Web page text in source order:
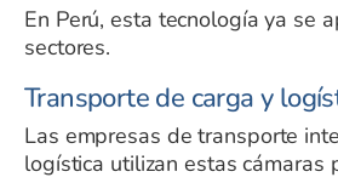
En Perú, esta tecnología ya se
sectores.
Transporte de carga y
Las empresas de transporte
logística utilizan estas cámaras